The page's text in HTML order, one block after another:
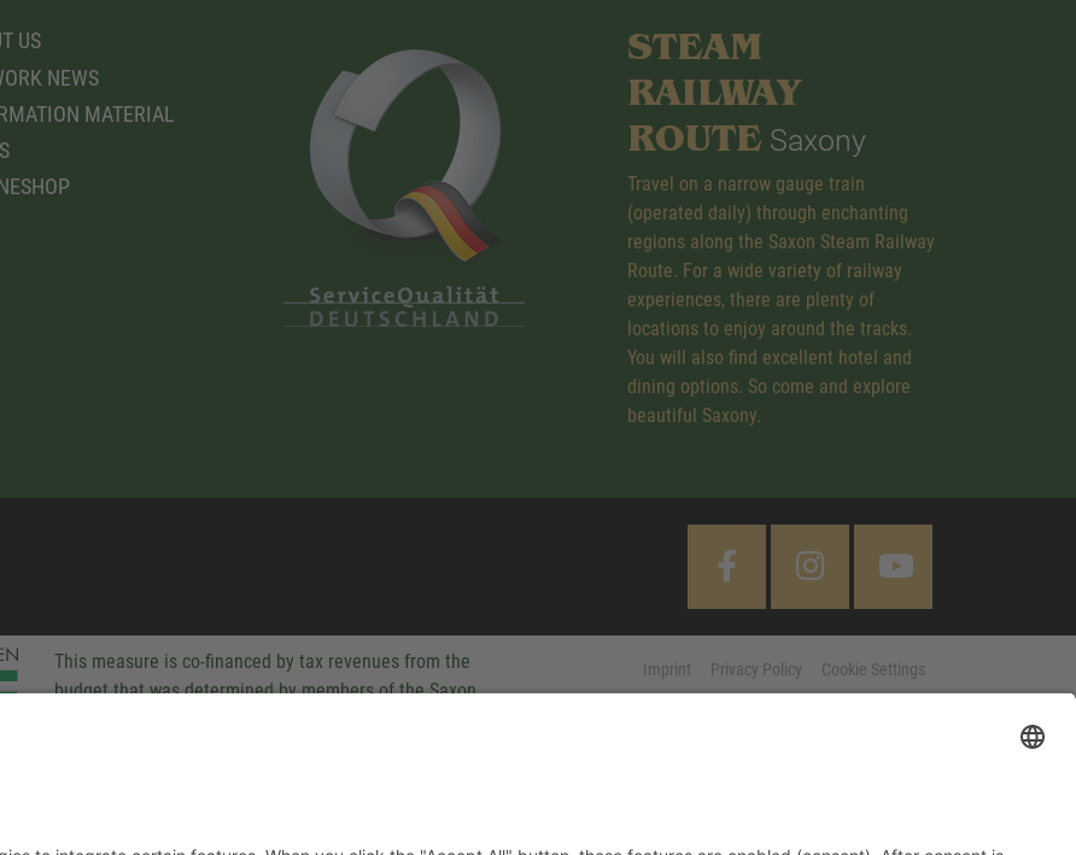
US
NEWS
MATERIAL
STEAM
RAILWAY
ROUTE Saxony
Travel on a narrow gauge train
(operated daily) through enchanting
regions along the Saxon Steam Railway
Route. For a wide variety of railway
experiences, there are plenty of
locations to enjoy around the tracks.
You will also find excellent hotel and
dining options. So come and explore
beautiful Saxony.
This measure is co-financed by tax revenues from the
budget that was determined by members of the Saxon
Imprint Privacy Policy Cookie Settings
technologies to integrate certain features. When you click the "Accept All" button, these features are enabled (consent). After